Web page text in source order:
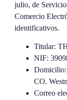
julio, de
Comercio
identificativos.
Titular:
NIF:
CO.
Correo